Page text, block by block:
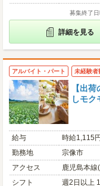
募集終了
詳細を見る
アルバイト・パート 未経験者
【出
しモ
給与
時給1,115
勤務地
宗像市
アクセス
鹿児島本線
シフト
週2日以上